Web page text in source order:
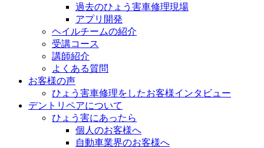
過去のひょう害車修理現場
アプリ開発
ヘイルチームの紹介
受講コース
講師紹介
よくある質問
お客様の声
ひょう害車修理をしたお客様インタビュー
デントリペアについて
ひょう害にあったら
個人のお客様へ
自動車業界のお客様へ